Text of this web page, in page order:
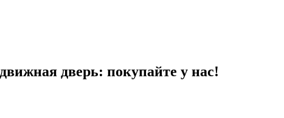
дверь: покупайте у нас!